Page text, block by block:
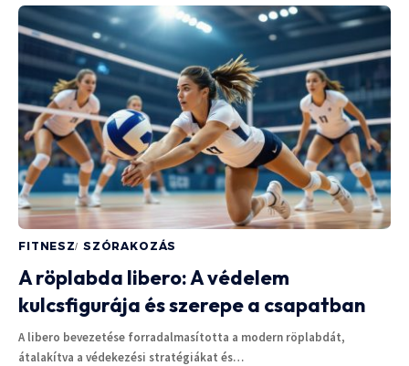
FITNESZ SZÓRAKOZÁS
A röplabda libero: A védelem
kulcsfigurája és szerepe a csapatban
A libero bevezetése forradalmasította a modern röplabdát,
átalakítva a védekezési stratégiákat és…